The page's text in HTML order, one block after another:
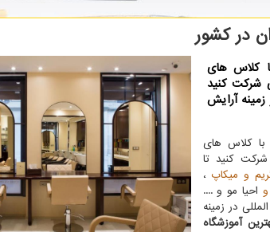
در کشور
کلاس های
شرکت کنید
آرایش
کلاس های
کنید تا
و میکاپ ،
احیا مو و ....
در زمینه
آموزشگاه